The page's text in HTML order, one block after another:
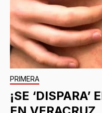
PRIMERA
¡SE